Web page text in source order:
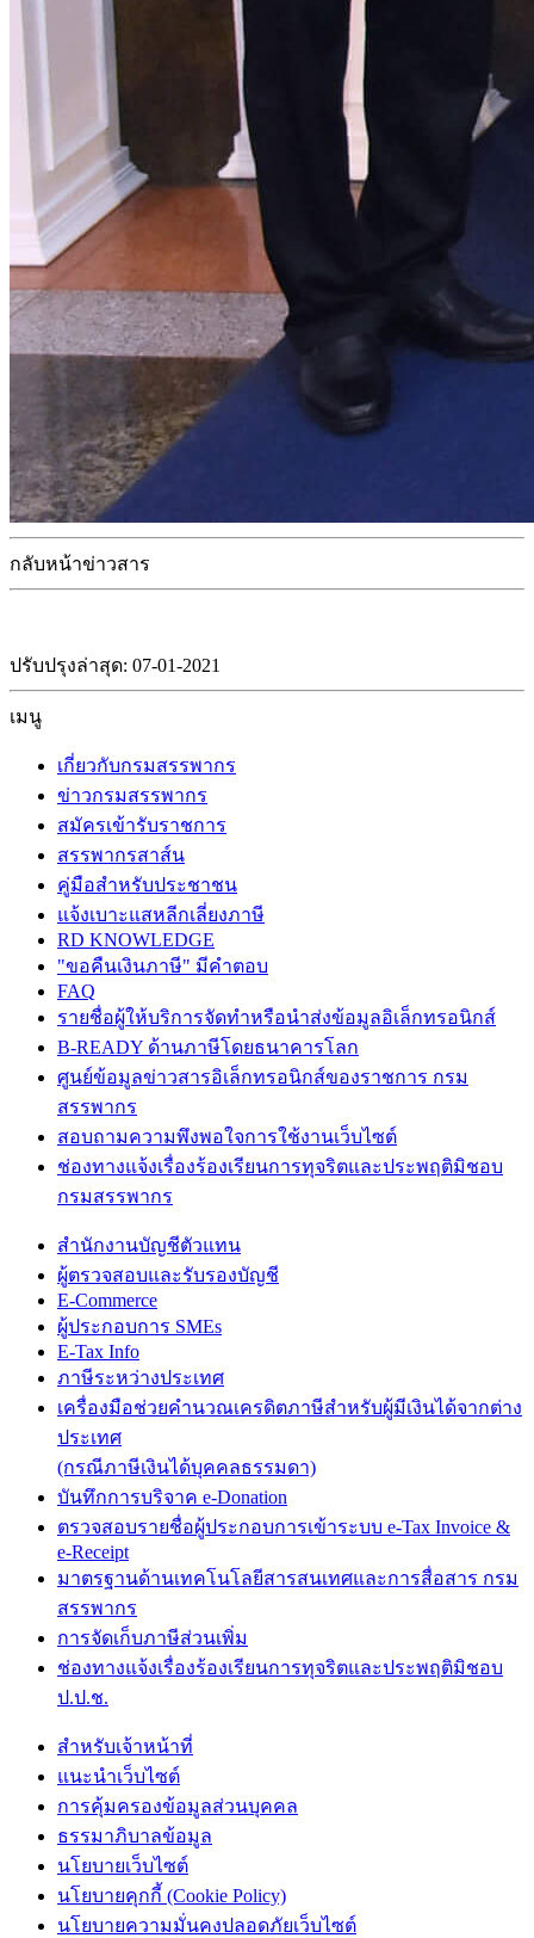
กลับหน้าข่าวสาร
ปรับปรุงล่าสุด: 07-01-2021
เมนู
เกี่ยวกับกรมสรรพากร
ข่าวกรมสรรพากร
สมัครเข้ารับราชการ
สรรพากรสาส์น
คู่มือสำหรับประชาชน
แจ้งเบาะแสหลีกเลี่ยงภาษี
RD KNOWLEDGE
"ขอคืนเงินภาษี" มีคำตอบ
FAQ
รายชื่อผู้ให้บริการจัดทำหรือนำส่งข้อมูลอิเล็กทรอนิกส์
B-READY ด้านภาษีโดยธนาคารโลก
ศูนย์ข้อมูลข่าวสารอิเล็กทรอนิกส์ของราชการ กรม
สรรพากร
สอบถามความพึงพอใจการใช้งานเว็บไซต์
ช่องทางแจ้งเรื่องร้องเรียนการทุจริตและประพฤติมิชอบ
กรมสรรพากร
สำนักงานบัญชีตัวแทน
ผู้ตรวจสอบและรับรองบัญชี
E-Commerce
ผู้ประกอบการ SMEs
E-Tax Info
ภาษีระหว่างประเทศ
เครื่องมือช่วยคำนวณเครดิตภาษีสำหรับผู้มีเงินได้จากต่าง
ประเทศ
(กรณีภาษีเงินได้บุคคลธรรมดา)
บันทึกการบริจาค e-Donation
ตรวจสอบรายชื่อผู้ประกอบการเข้าระบบ e-Tax Invoice &
e-Receipt
มาตรฐานด้านเทคโนโลยีสารสนเทศและการสื่อสาร กรม
สรรพากร
การจัดเก็บภาษีส่วนเพิ่ม
ช่องทางแจ้งเรื่องร้องเรียนการทุจริตและประพฤติมิชอบ
ป.ป.ช.
สำหรับเจ้าหน้าที่
แนะนำเว็บไซต์
การคุ้มครองข้อมูลส่วนบุคคล
ธรรมาภิบาลข้อมูล
นโยบายเว็บไซต์
นโยบายคุกกี้ (Cookie Policy)
นโยบายความมั่นคงปลอดภัยเว็บไซต์